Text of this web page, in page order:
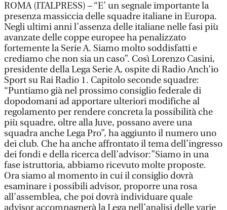
ROMA (ITALPRESS) – “E’ un segnale importante la
presenza massiccia delle squadre italiane in Europa.
Negli ultimi anni l’assenza delle italiane nelle fasi più
avanzate delle coppe europee ha penalizzato
fortemente la Serie A. Siamo molto soddisfatti e
crediamo che non sia un caso”. Così Lorenzo Casini,
presidente della Lega Serie A, ospite di Radio Anch’io
Sport su Rai Radio 1. Capitolo seconde squadre:
“Puntiamo già nel prossimo consiglio federale di
dopodomani ad apportare ulteriori modifiche al
regolamento per rendere concreta la possibilità che
più squadre, oltre alla Juve, possano avere una
squadra anche Lega Pro”, ha aggiunto il numero uno
dei club. Che ha anche affrontato il tema dell’ingresso
dei fondi e della ricerca dell’advisor:”Siamo in una
fase istruttoria, abbiamo ricevuto molte proposte.
Ora siamo al momento in cui il consiglio dovrà
esaminare i possibili advisor, proporre una rosa
all’assemblea, che poi dovrà individuare quale
advisor accompagnerà la Lega nell’analisi delle varie